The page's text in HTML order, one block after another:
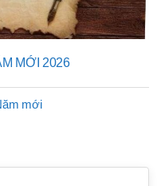
MỚI 2026
mới